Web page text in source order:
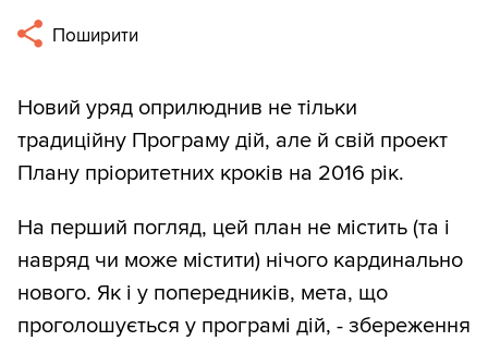
Поширити
Новий уряд оприлюднив не тільки
традиційну Програму дій, але й свій проект
Плану пріоритетних кроків на 2016 рік.
На перший погляд, цей план не містить (та і
навряд чи може містити) нічого кардинально
нового. Як і у попередників, мета, що
проголошується у програмі дій, - збереження